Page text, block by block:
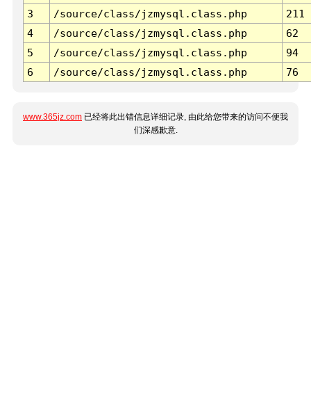
3 /source/class/jzmysql.class.php
211
4
/source/class/jzmysql.class.php
62
5
/source/class/jzmysql.class.php
94
6
/source/class/jzmysql.class.php 76
www.365jz.com 已经将此出错信息详细记录, 由此给您带来的访问不便我
们深感歉意.